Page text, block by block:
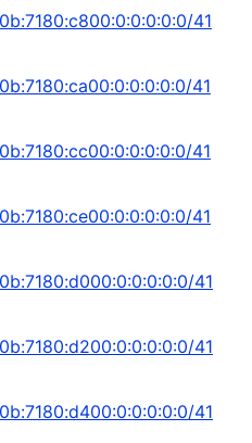
41
41
41
41
41
41
41